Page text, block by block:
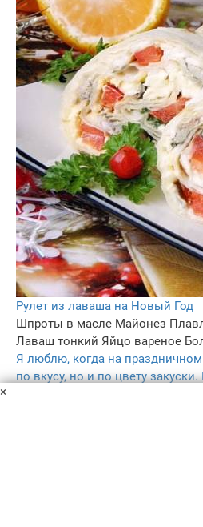
Рулет из лаваша на Новый Год
Шпроты в масле Майонез
Лаваш тонкий Яйцо вареное
Я люблю, когда на праздничном
по вкусу, но и по цвету
×